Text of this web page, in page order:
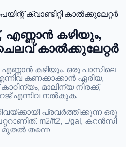
ക്വാണ്ടിറ്റി കാൽക്കുലേറ്റർ
എണ്ണാൻ കഴിയും,
കാൽക്കുലേറ്റർ
കഴിയും, ഒരു പാസിലെ
കണക്കാക്കാൻ ഏരിയ,
മാലിന്യ നിരക്ക്,
എന്നിവ നൽകുക.
പ്രവർത്തിക്കുന്ന ഒരു
m2/ft2, L/gal, കറൻസി
മുതൽ തന്നെ